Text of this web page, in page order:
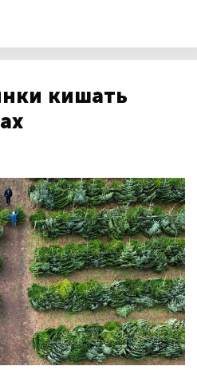
кишать